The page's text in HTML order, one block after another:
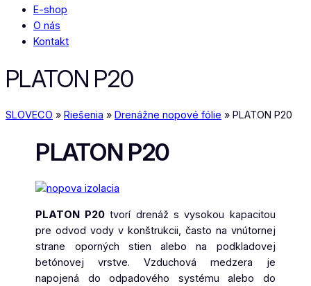
E-shop
O nás
Kontakt
PLATON P20
SLOVECO » Riešenia » Drenážne nopové fólie » PLATON P20
PLATON P20
PLATON P20tvorí drenáž s vysokou kapacitou
pre odvod vody v konštrukcii, často na vnútornej
strane oporných stien alebo na podkladovej
betónovej vrstve. Vzduchová medzera je
napojená do odpadového systému alebo do